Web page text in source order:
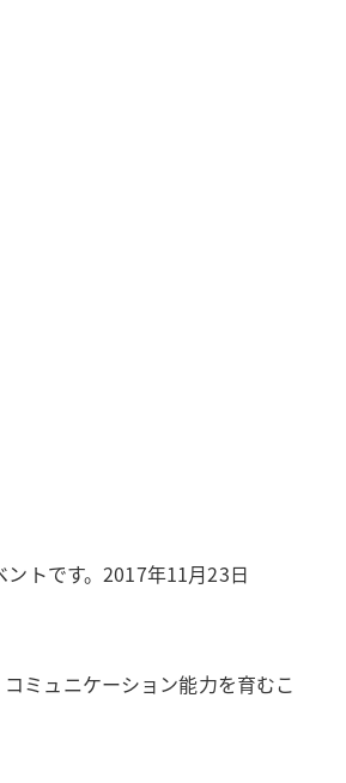
トです。2017年11月23日
ミュニケーション能力を育むこ